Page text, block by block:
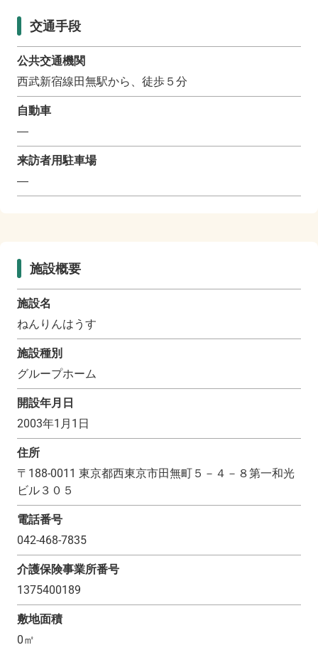
交通手段
公共交通機関
西武新宿線田無駅から、徒歩５分
自動車
―
来訪者用駐車場
―
施設概要
施設名
ねんりんはうす
施設種別
グループホーム
開設年月日
2003年1月1日
住所
〒 188-0011 東京都西東京市田無町５－４－８第一和光
ビル３０５
電話番号
042-468-7835
介護保険事業所番号
1375400189
敷地面積
0㎡